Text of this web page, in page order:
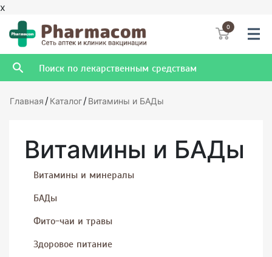
x
0
Главная /Каталог/Витамины и БАДы
Витамины и БАДы
Витамины и минералы
БАДы
Фито-чаи и травы
Здоровое питание